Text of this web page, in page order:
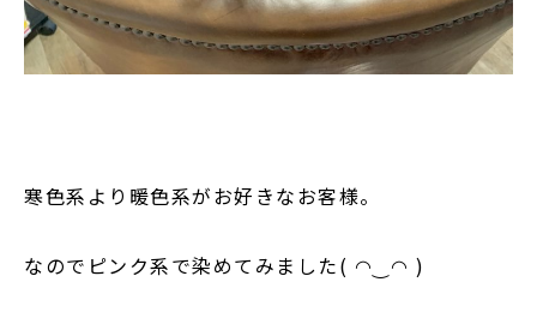
寒色系より暖色系がお好きなお客様。
なのでピンク系で染めてみました( ◠‿◠ )